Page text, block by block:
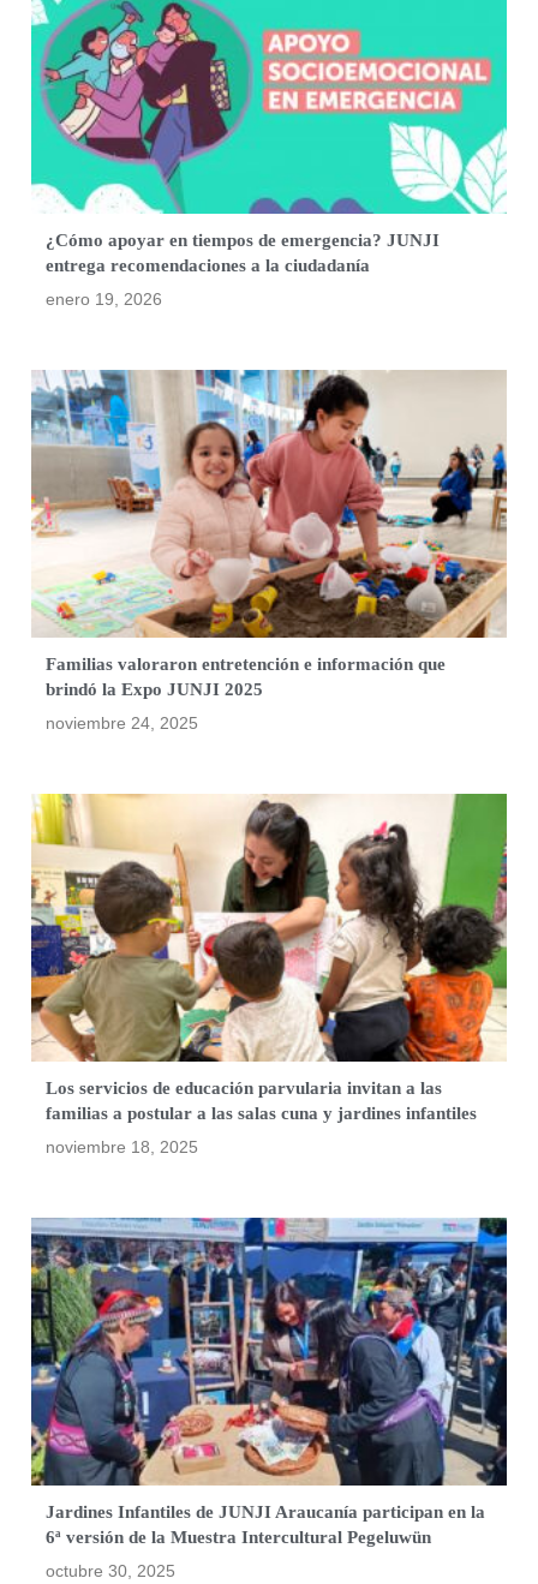
¿Cómo apoyar en tiempos de emergencia? JUNJI
entrega recomendaciones a la ciudadanía
enero 19, 2026
Familias valoraron entretención e información que
brindó la Expo JUNJI 2025
noviembre 24, 2025
Los servicios de educación parvularia invitan a las
familias a postular a las salas cuna y jardines infantiles
noviembre 18, 2025
Jardines Infantiles de JUNJI Araucanía participan en la
6ª versión de la Muestra Intercultural Pegeluwün
octubre 30, 2025